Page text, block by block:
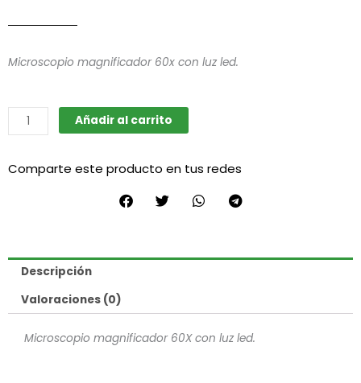
Microscopio magnificador 60x con luz led.
Lupa
microscopio
Con
Añadir al carrito
Comparte este producto en tus redes
Descripción
Valoraciones (0)
Microscopio magnificador 60X con luz led.